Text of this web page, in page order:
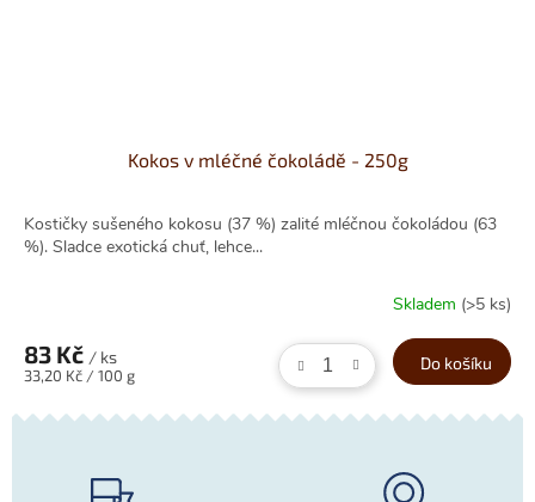
Kokos v mléčné čokoládě - 250g
Kostičky sušeného kokosu (37 %) zalité mléčnou čokoládou (63
%). Sladce exotická chuť, lehce...
Skladem (>5 ks)
83 Kč / ks
Měrná
33,20 Kč / 100 g
Do košíku